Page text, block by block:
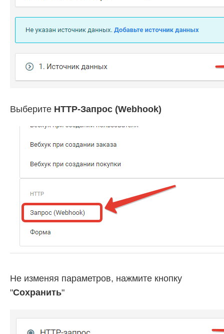
Выберите HTTP-Запрос (Webhook)
Не изменяя параметров, нажмите кнопку
"Сохранить"